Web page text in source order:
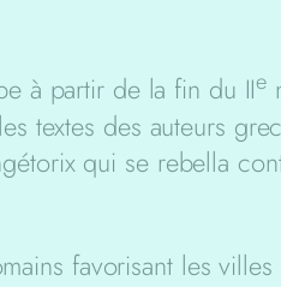
à partir de la fin du IIe
textes des auteurs
qui se rebella
favorisant les